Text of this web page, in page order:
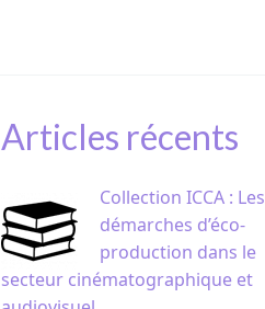
Articles récents
Collection ICCA : Les
démarches d’éco-
production dans le
secteur cinématographique et